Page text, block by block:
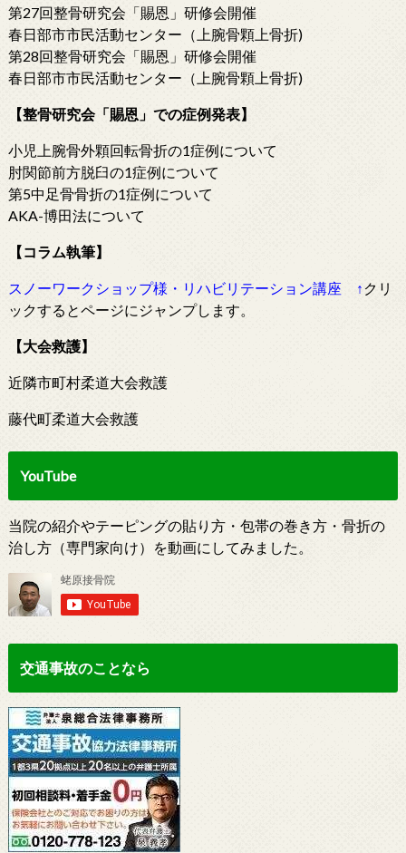
第27回整骨研究会「賜恩」研修会開催
春日部市市民活動センター（上腕骨顆上骨折)
第28回整骨研究会「賜恩」研修会開催
春日部市市民活動センター（上腕骨顆上骨折)
【整骨研究会「賜恩」での症例発表】
小児上腕骨外顆回転骨折の1症例について
肘関節前方脱臼の1症例について
第5中足骨骨折の1症例について
AKA-博田法について
【コラム執筆】
スノーワークショップ様・リハビリテーション講座 ↑ クリ
ックするとページにジャンプします。
【大会救護】
近隣市町村柔道大会救護
藤代町柔道大会救護
YouTube
当院の紹介やテーピングの貼り方・包帯の巻き方・骨折の
治し方（専門家向け）を動画にしてみました。
交通事故のことなら